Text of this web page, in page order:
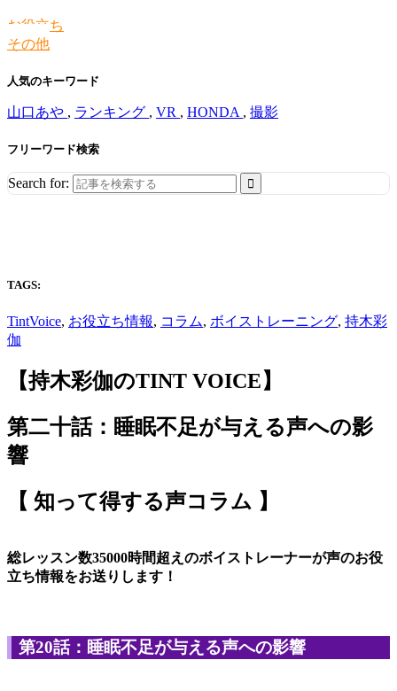
お役立ち
その他
人気のキーワード
山口あや , ランキング , VR , HONDA , 撮影
フリーワード検索
Search for:
TAGS:
TintVoice, お役立ち情報, コラム, ボイストレーニング, 持木彩
伽
【持木彩伽のTINT VOICE】
第二十話： 睡眠不足が与える声への影
響
【 知って得する声コラム 】
総レッスン数35000時間超えのボイストレーナーが声のお役
立ち情報をお送りします！
第20話：睡眠不足が与える声への影響